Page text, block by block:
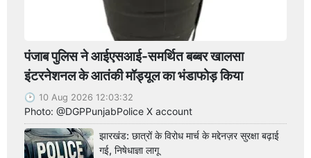
पंजाब पुलिस ने आईएसआई-समर्थित बब्बर खालसा
इंटरनेशनल के आतंकी मॉड्यूल का भंडाफोड़ किया
10 Aug 2026 12:03:32
Photo: @DGPPunjabPolice X account
झारखंड: छात्रों के विरोध मार्च के मद्देनज़र सुरक्षा बढ़ाई
गई, निषेधाज्ञा लागू